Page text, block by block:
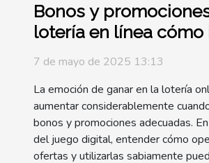
Bonos y
lotería en línea cómo
las mejores ofertas y
maximizar beneficios
7 de mayo de 2025 13:13
La emoción de ganar en la lotería
aumentar considerablemente
bonos y promociones adecuadas.
del juego digital, entender cómo
ofertas y utilizarlas sabiamente